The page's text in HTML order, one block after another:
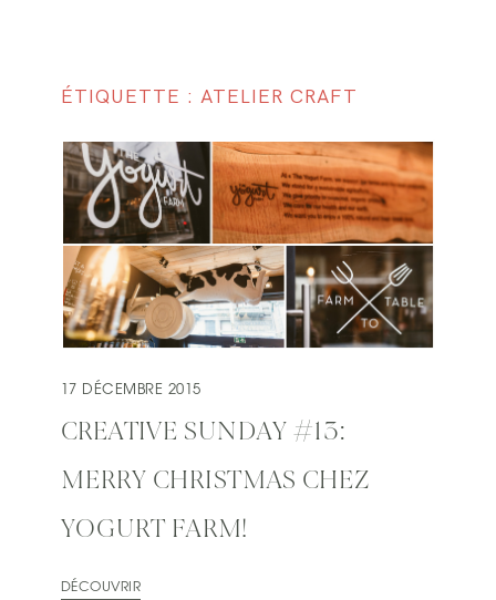
ÉTIQUETTE : ATELIER CRAFT
17 DÉCEMBRE 2015
CREATIVE SUNDAY #13:
MERRY CHRISTMAS CHEZ
YOGURT FARM!
DÉCOUVRIR